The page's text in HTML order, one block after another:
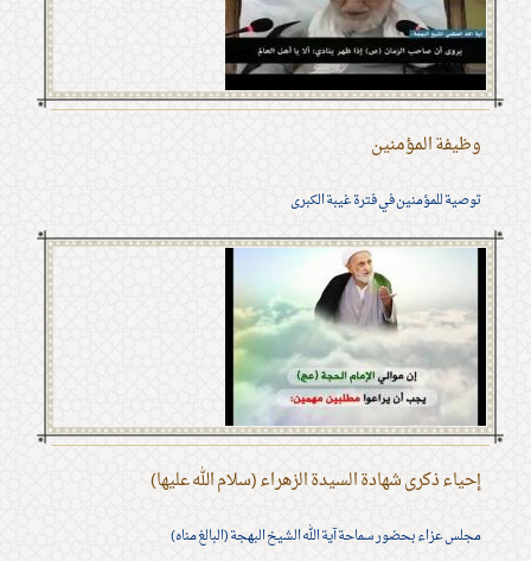
وظيفة المؤمنين
توصية للمؤمنين في فترة غيبة الكبرى
إحياء ذكرى شهادة السيدة الزهراء (سلام الله عليها)
مجلس عزاء بحضور سماحة آية الله الشيخ البهجة (البالغ مناه)